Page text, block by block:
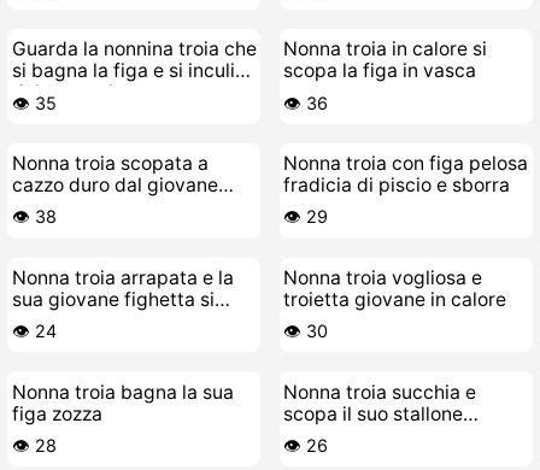
Guarda la nonnina troia che
si bagna la figa e si inculina
dal cazzo duro
👁️ 35
Nonna troia in calore si
scopa la figa in vasca
👁️ 36
Nonna troia scopata a
cazzo duro dal giovane
porcellino
👁️ 38
Nonna troia con figa pelosa
fradicia di piscio e sborra
👁️ 29
Nonna troia arrapata e la
sua giovane fighetta si
leccano le fiche
👁️ 24
Nonna troia vogliosa e
troietta giovane in calore
👁️ 30
Nonna troia bagna la sua
figa zozza
👁️ 28
Nonna troia succhia e
scopa il suo stallone
giovane
👁️ 26